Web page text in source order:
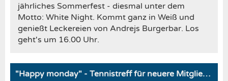
jährliches Sommerfest - diesmal unter dem
Motto: White Night. Kommt ganz in Weiß und
genießt Leckereien von Andrejs Burgerbar. Los
geht's um 16.00 Uhr.
"Happy monday" - Tennistreff für neuere Mitglieder